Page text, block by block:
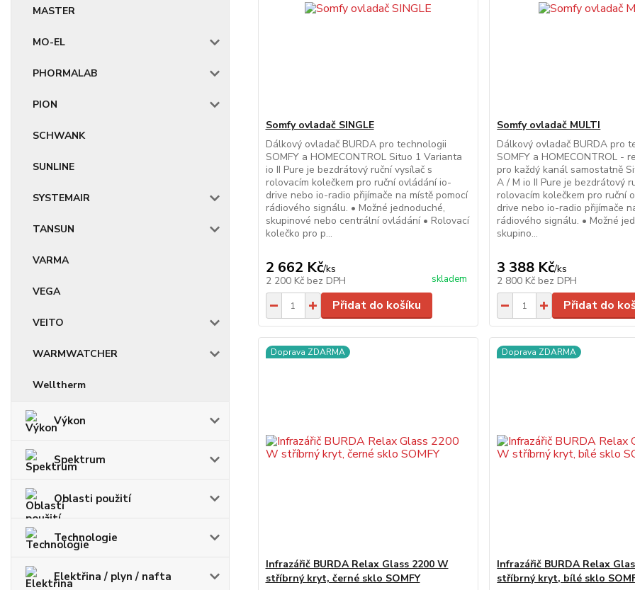
MASTER
MO-EL
PHORMALAB
PION
SCHWANK
SUNLINE
SYSTEMAIR
TANSUN
VARMA
VEGA
VEITO
WARMWATCHER
Welltherm
Výkon
Spektrum
Oblasti použití
Technologie
Elektřina / plyn / nafta
Somfy ovladač SINGLE
Dálkový ovladač BURDA pro technologii
SOMFY a HOMECONTROL Situo 1 Varianta
io II Pure je bezdrátový ruční vysílač s
rolovacím kolečkem pro ruční ovládání io-
drive nebo io-radio přijímače na místě pomocí
rádiového signálu. • Možné jednoduché,
skupinové nebo centrální ovládání • Rolovací
kolečko pro p...
2 662 Kč/ks
2 200 Kč bez DPH skladem
Přidat do košíku
Somfy ovladač MULTI
Dálkový ovladač BURDA pro
SOMFY a HOMECONTROL -
pro každý kanál samostatně
A / M io II Pure je bezdrátový
rolovacím kolečkem pro ruční
drive nebo io-radio přijímače
rádiového signálu. • Možné
skupino...
3 388 Kč/ks
2 800 Kč bez DPH
Přidat do
Doprava ZDARMA
Infrazářič BURDA Relax Glass 2200 W
stříbrný kryt, černé sklo SOMFY
Doprava ZDARMA
Infrazářič BURDA Relax
stříbrný kryt, bílé sklo